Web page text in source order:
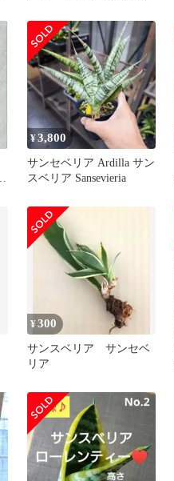
¥3,800
サンセベリア Ardilla サン
スベリア Sansevieria
¥300
サンスベリア サンセベ
リア